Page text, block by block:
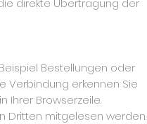
direkte Übertragung der
Bestellungen oder
Verbindung erkennen Sie
Ihrer Browserzeile.
Dritten mitgelesen werden.